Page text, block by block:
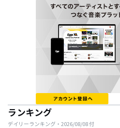
ランキング
デイリーランキング・ 2026/08/08付